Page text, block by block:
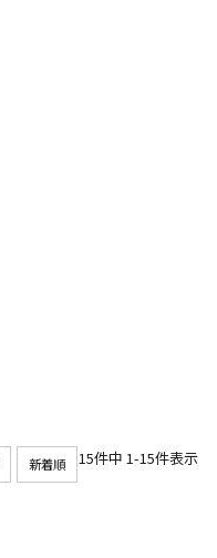
新着順 15件中 1-15件表示